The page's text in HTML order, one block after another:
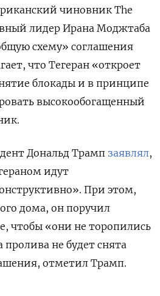
чиновник The
лидер Ирана Моджтаба
схему» соглашения
что Тегеран «откроет
блокады и в принципе
высокообогащенный
Дональд Трамп заявлял,
идут
При этом,
дома, он поручил
чтобы «они не торопились
пролива не будет снята
отметил Трамп.